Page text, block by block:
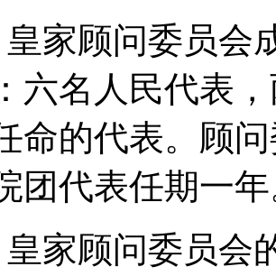
皇家顾问委员会
六名人民代表
命的代表。顾
团代表任期一
皇家顾问委员会